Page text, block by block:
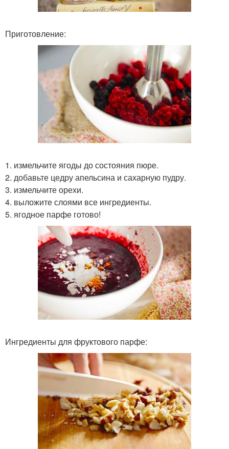
Приготовление:
1. измельчите ягоды до состояния пюре.
2. добавьте цедру апельсина и сахарную пудру.
3. измельчите орехи.
4. выложите слоями все ингредиенты.
5. ягодное парфе готово!
Ингредиенты для фруктового парфе: